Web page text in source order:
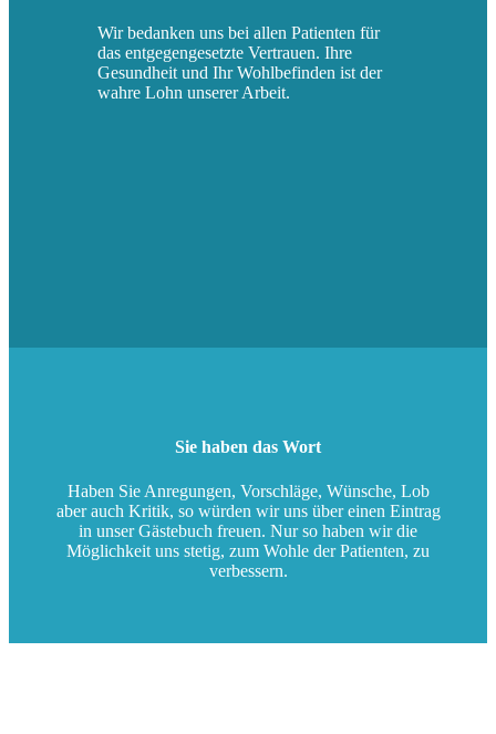
Wir bedanken uns bei allen Patienten für
das entgegengesetzte Vertrauen. Ihre
Gesundheit und Ihr Wohlbefinden ist der
wahre Lohn unserer Arbeit.
Sie haben das Wort
Haben Sie Anregungen, Vorschläge, Wünsche, Lob
aber auch Kritik, so würden wir uns über einen Eintrag
in unser Gästebuch freuen. Nur so haben wir die
Möglichkeit uns stetig, zum Wohle der Patienten, zu
verbessern.